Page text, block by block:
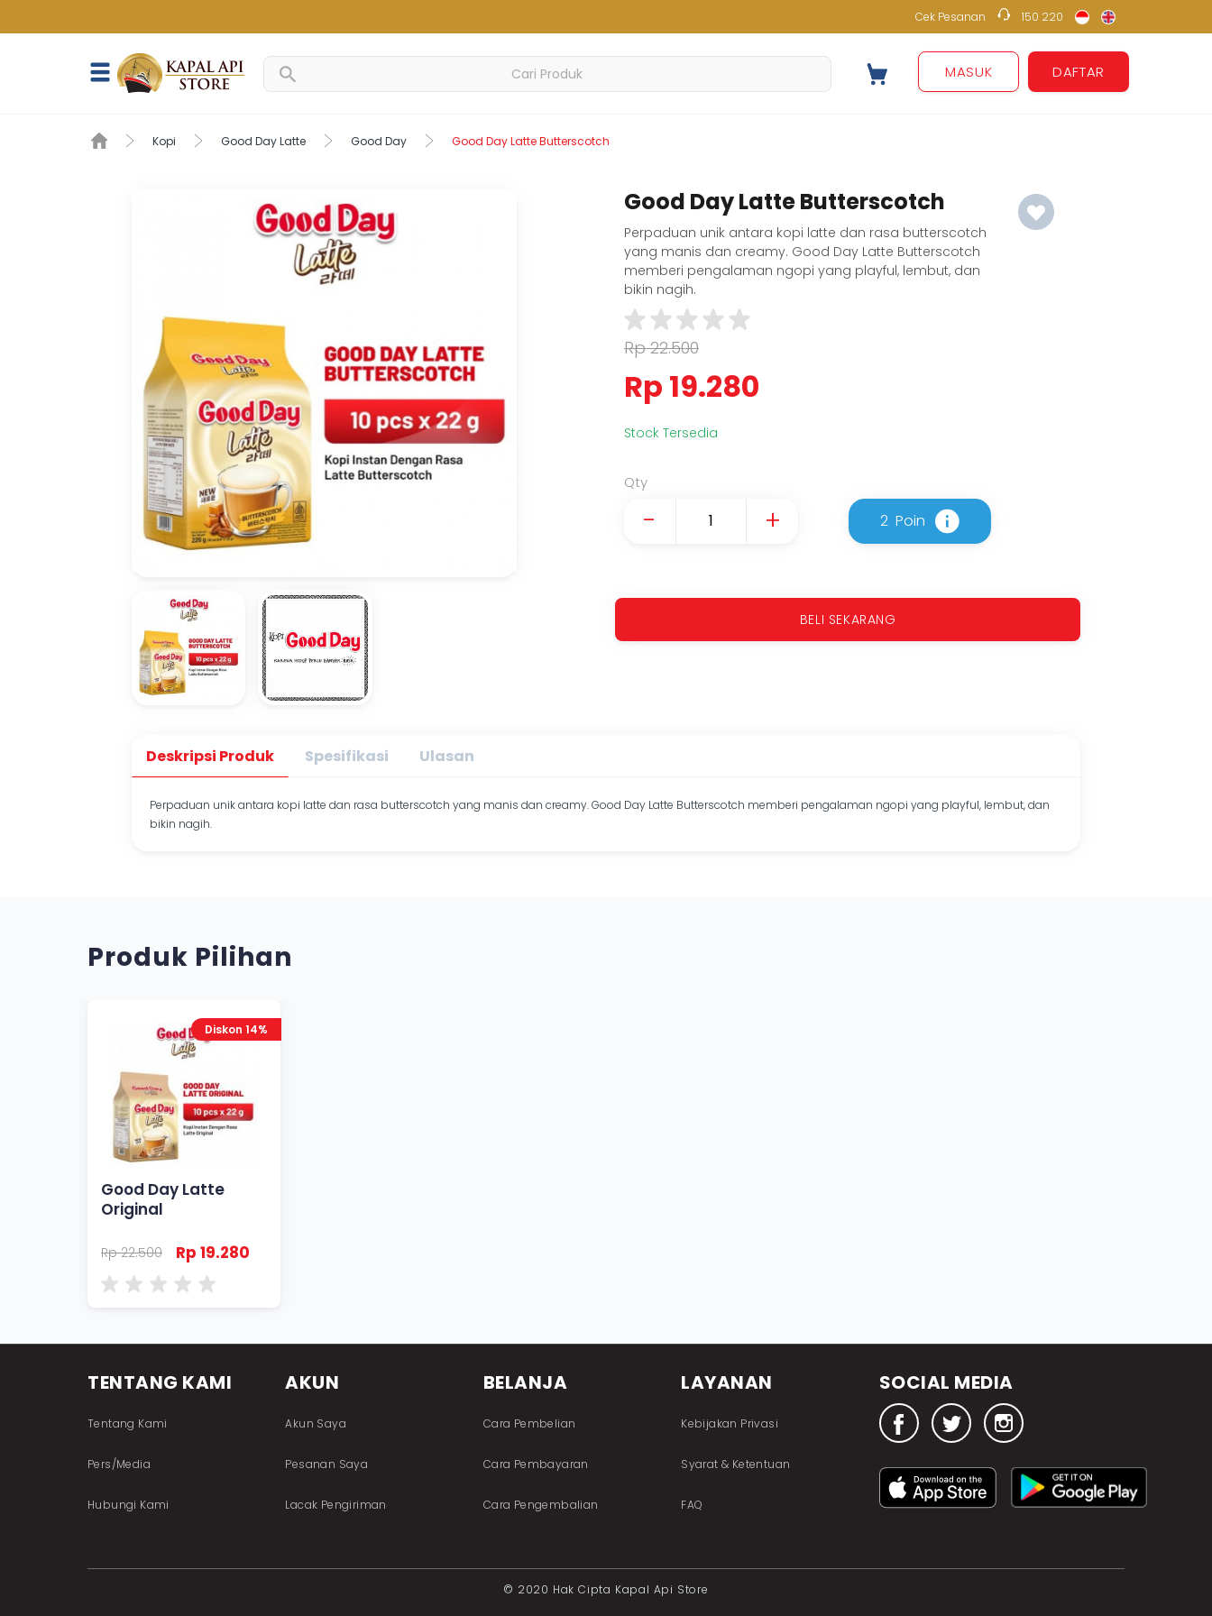
Cek Pesanan 150 220
150 220
MASUK DAFTAR
Kopi Good Day Latte Good Day Good Day Latte Butterscotch
Good Day Latte Butterscotch
Perpaduan unik antara kopi latte dan rasa butterscotch
yang manis dan creamy. Good Day Latte Butterscotch
memberi pengalaman ngopi yang playful, lembut, dan
bikin nagih.
Rp 22.500
Rp 19.280
Stock Tersedia
Qty
+
- 2 Poin
BELI SEKARANG
Deskripsi Produk Spesifikasi Ulasan
Perpaduan unik antara kopi latte dan rasa butterscotch yang manis dan creamy. Good Day Latte Butterscotch memberi pengalaman ngopi yang playful, lembut, dan
bikin nagih.
Produk Pilihan
Diskon 14%
Good Day Latte
Original
Rp 22.500 Rp 19.280
TENTANG KAMI
Tentang Kami
Pers/Media
Hubungi Kami
AKUN
Akun Saya
Pesanan Saya
Lacak Pengiriman
BELANJA
Cara Pembelian
Cara Pembayaran
Cara Pengembalian
LAYANAN
Kebijakan Privasi
Syarat & Ketentuan
FAQ
SOCIAL MEDIA
© 2020 Hak Cipta Kapal Api Store